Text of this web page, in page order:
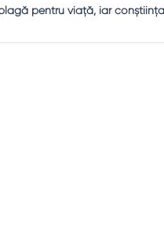
pentru viaţă, iar